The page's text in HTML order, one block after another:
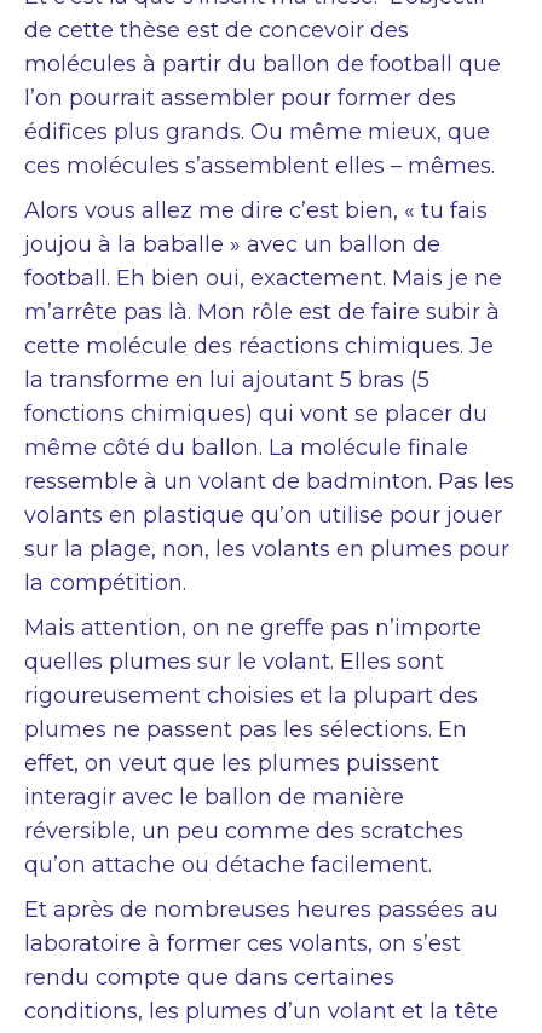
de cette thèse est de concevoir des
molécules à partir du ballon de football que
l’on pourrait assembler pour former des
édifices plus grands. Ou même mieux, que
ces molécules s’assemblent elles – mêmes.
Alors vous allez me dire c’est bien, « tu fais
joujou à la baballe » avec un ballon de
football. Eh bien oui, exactement. Mais je ne
m’arrête pas là. Mon rôle est de faire subir à
cette molécule des réactions chimiques. Je
la transforme en lui ajoutant 5 bras (5
fonctions chimiques) qui vont se placer du
même côté du ballon. La molécule finale
ressemble à un volant de badminton. Pas les
volants en plastique qu’on utilise pour jouer
sur la plage, non, les volants en plumes pour
la compétition.
Mais attention, on ne greffe pas n’importe
quelles plumes sur le volant. Elles sont
rigoureusement choisies et la plupart des
plumes ne passent pas les sélections. En
effet, on veut que les plumes puissent
interagir avec le ballon de manière
réversible, un peu comme des scratches
qu’on attache ou détache facilement.
Et après de nombreuses heures passées au
laboratoire à former ces volants, on s’est
rendu compte que dans certaines
conditions, les plumes d’un volant et la tête